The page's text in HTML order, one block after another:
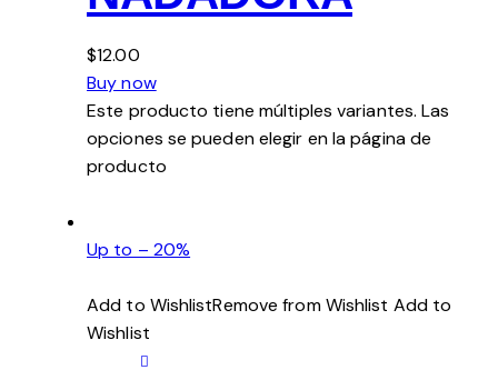
$12.00
Buy now
Este producto tiene múltiples variantes. Las
opciones se pueden elegir en la página de
producto
Up to – 20%
Add to WishlistRemove from Wishlist Add to
Wishlist